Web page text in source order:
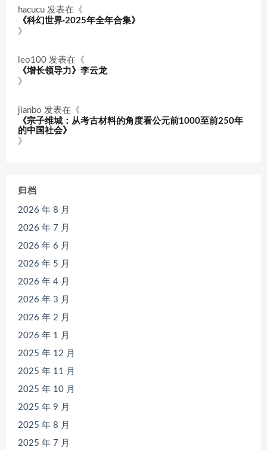
hacucu 发表在《
《科幻世界·2025年全年合集》
》
leo100 发表在《
《增长领导力》李云龙
》
jianbo 发表在《
《宗子维城：从考古材料的角度看公元前1000至前250年
的中国社会》
》
归档
2026 年 8 月
2026 年 7 月
2026 年 6 月
2026 年 5 月
2026 年 4 月
2026 年 3 月
2026 年 2 月
2026 年 1 月
2025 年 12 月
2025 年 11 月
2025 年 10 月
2025 年 9 月
2025 年 8 月
2025 年 7 月